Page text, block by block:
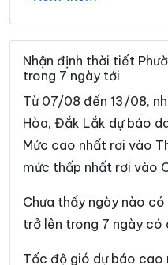
Xã Đồng Xuân
Xã Đức Bình
Xã Ea Bá
Xã Ea Drăng
Xã Ea H’leo
Xã Ea Kar
Xã Ea Kiết
Nhận định thời tiết
trong 7 ngày tới
Từ 07/08 đến 13/08,
Hòa, Đắk Lắk dự báo
Mức cao nhất rơi vào
mức thấp nhất rơi vào
Chưa thấy ngày nào
trở lên trong 7 ngày có
Tốc độ gió dự báo cao